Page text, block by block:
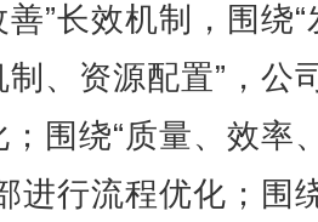
”长效机制，围绕“
、资源配置”，公
围绕“质量、效率
进行流程优化；围